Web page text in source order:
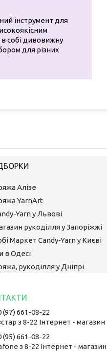
інструмент для
собі дивовижну
для різних
Алізе
YarnArt
Yarn у Львові
рукоділля у Запоріжжі
Маркет Candy-Yarn у Києві
в Одесі
рукоділля у Дніпрі
(97) 661-08-22
з 8-22 Інтернет - магазин
(95) 661-08-22
з 8-22 Інтернет - магазин